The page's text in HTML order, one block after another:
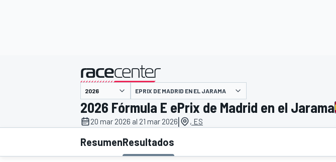
INDYCAR
presentado por
EPRIX DE MADRID EN EL JARAMA
2026 Fórmula E ePrix de Madrid en el Jarama
20 mar 2026 al 21 mar 2026| , ES
ResumenResultados